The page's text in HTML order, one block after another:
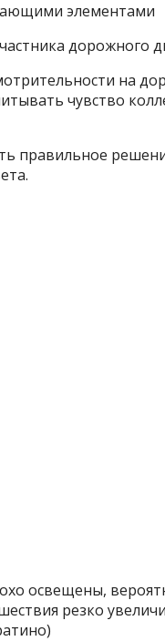
элементами
дорожного
на
чувство
правильное
освещены,
резко